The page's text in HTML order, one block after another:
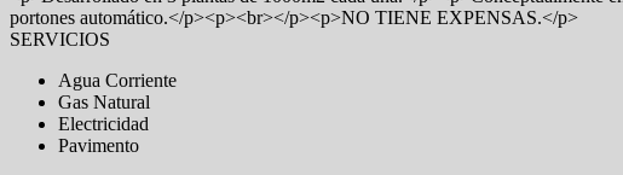
portones automático.</p><p><br></p><p>NO TIENE EXPENSAS.</p>
SERVICIOS
Agua Corriente
Gas Natural
Electricidad
Pavimento